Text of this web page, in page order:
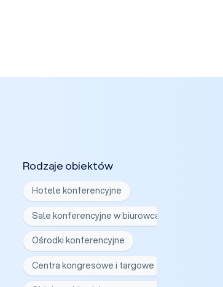
Rodzaje obiektów
Hotele konferencyjne
Sale konferencyjne w biurowcach
Ośrodki konferencyjne
Centra kongresowe i targowe